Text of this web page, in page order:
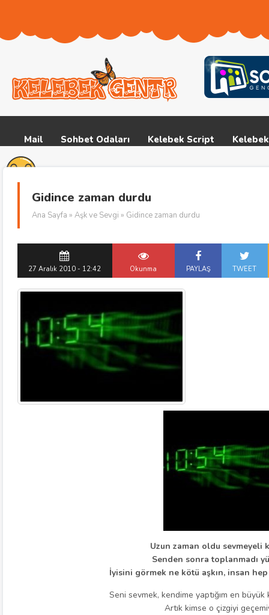
Mail Sohbet Odaları Kelebek Script
Gidince zaman durdu
Ana Sayfa » Aşk ve Sevgi » Gidince zaman durdu
27 Aralık 2010 - 12:42 Okunma PAYLAŞ TWEET
Uzun zaman oldu sevmeyeli
Senden sonra toplanmadı
İyisini görmek ne kötü aşkın, insan
Seni sevmek, kendime yaptığım en
Artık kimse o çizgiyi